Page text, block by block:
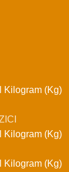
Kilogram (Kg)
Kilogram (Kg)
Kilogram (Kg)